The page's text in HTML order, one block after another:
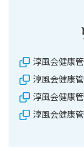
淳風会健康
淳風会健康
淳風会健康
淳風会健康